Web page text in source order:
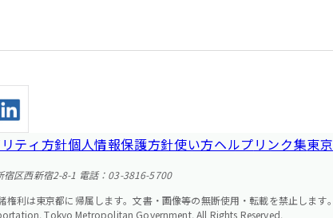
ティ方針個人情報保護方針使い方ヘルプリンク集東
区西新宿2-8-1 電話：03-3816-5700
利は東京都に帰属します。文書・画像等の無断使用・転載を禁止します。
Tokyo Metropolitan Government. All Rights Reserved.